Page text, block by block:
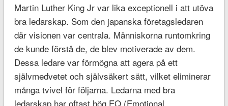
Martin Luther King Jr var lika exceptionell i att utöva
bra ledarskap. Som den japanska företagsledaren
där visionen var centrala. Människorna runtomkring
de kunde förstå de, de blev motiverade av dem.
Dessa ledare var förmögna att agera på ett
självmedvetet och självsäkert sätt, vilket eliminerar
många tvivel för följarna. Ledarna med bra
ledarskap har oftast hög EQ (Emotional